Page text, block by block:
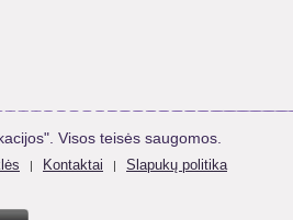
Visos teisės saugomos.
| Kontaktai | Slapukų politika